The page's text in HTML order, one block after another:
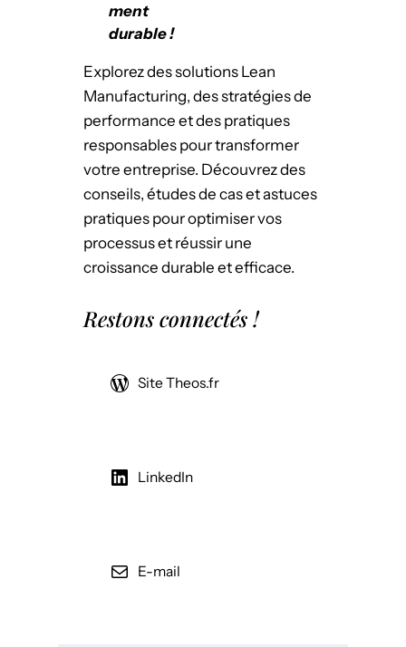
ment
durable !
Explorez des solutions Lean
Manufacturing, des stratégies de
performance et des pratiques
responsables pour transformer
votre entreprise. Découvrez des
conseils, études de cas et astuces
pratiques pour optimiser vos
processus et réussir une
croissance durable et efficace.
Restons connectés !
Site Theos.fr
LinkedIn
E-mail